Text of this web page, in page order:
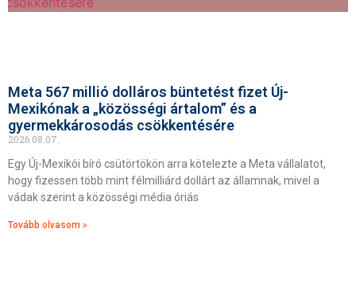
Meta 567 millió dolláros büntetést fizet Új-
Mexikónak a „közösségi ártalom” és a
gyermekkárosodás csökkentésére
2026.08.07.
Egy Új-Mexikói bíró csütörtökön arra kötelezte a Meta vállalatot,
hogy fizessen több mint félmilliárd dollárt az államnak, mivel a
vádak szerint a közösségi média óriás
Tovább olvasom »